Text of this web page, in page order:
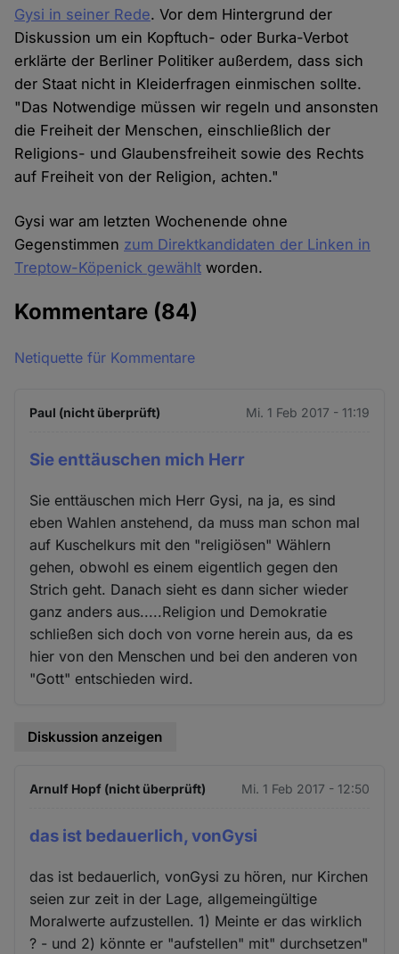
Gysi in seiner Rede. Vor dem Hintergrund der
Diskussion um ein Kopftuch- oder Burka-Verbot
erklärte der Berliner Politiker außerdem, dass sich
der Staat nicht in Kleiderfragen einmischen sollte.
"Das Notwendige müssen wir regeln und ansonsten
die Freiheit der Menschen, einschließlich der
Religions- und Glaubensfreiheit sowie des Rechts
auf Freiheit von der Religion, achten."
Gysi war am letzten Wochenende ohne
Gegenstimmen zum Direktkandidaten der Linken in
Treptow-Köpenick gewählt worden.
Kommentare (84)
Netiquette für Kommentare
Paul (nicht überprüft) Mi. 1 Feb 2017 - 11:19
Sie enttäuschen mich Herr
Sie enttäuschen mich Herr Gysi, na ja, es sind
eben Wahlen anstehend, da muss man schon mal
auf Kuschelkurs mit den "religiösen" Wählern
gehen, obwohl es einem eigentlich gegen den
Strich geht. Danach sieht es dann sicher wieder
ganz anders aus.....Religion und Demokratie
schließen sich doch von vorne herein aus, da es
hier von den Menschen und bei den anderen von
"Gott" entschieden wird.
Diskussion anzeigen
Arnulf Hopf (nicht überprüft) Mi. 1 Feb 2017 - 12:50
das ist bedauerlich, vonGysi
das ist bedauerlich, vonGysi zu hören, nur Kirchen
seien zur zeit in der Lage, allgemeingültige
Moralwerte aufzustellen. 1) Meinte er das wirklich
? - und 2) könnte er "aufstellen" mit" durchsetzen"